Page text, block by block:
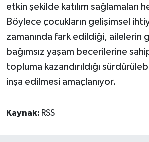
etkin şekilde katılım sağlamaları
Böylece çocukların gelişimsel
zamanında fark edildiği, ailelerin
bağımsız yaşam becerilerine
topluma kazandırıldığı
inşa edilmesi amaçlanıyor.
Kaynak: RSS